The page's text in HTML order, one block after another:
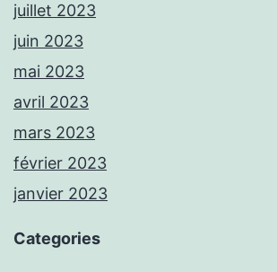
juillet 2023
juin 2023
mai 2023
avril 2023
mars 2023
février 2023
janvier 2023
Categories